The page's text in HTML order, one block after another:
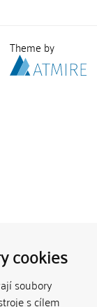
cookies
soubory
s cílem
Theme by